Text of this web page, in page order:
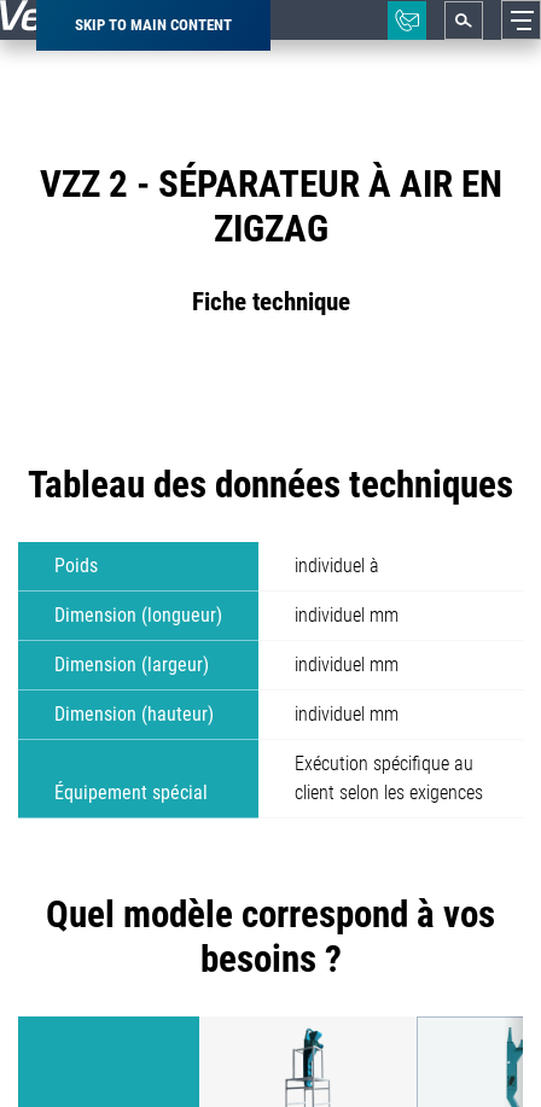
SKIP TO MAIN CONTENT
Breadcrumb
VZZ 2 - SÉPARATEUR À AIR EN
ZIGZAG
Fiche technique
Tableau des données techniques
Poids individuel à
Dimension (longueur) individuel mm
Dimension (largeur) individuel mm
Dimension (hauteur) individuel mm
Équipement spécial
Exécution spécifique au
client selon les exigences
Quel modèle correspond à vos
besoins ?